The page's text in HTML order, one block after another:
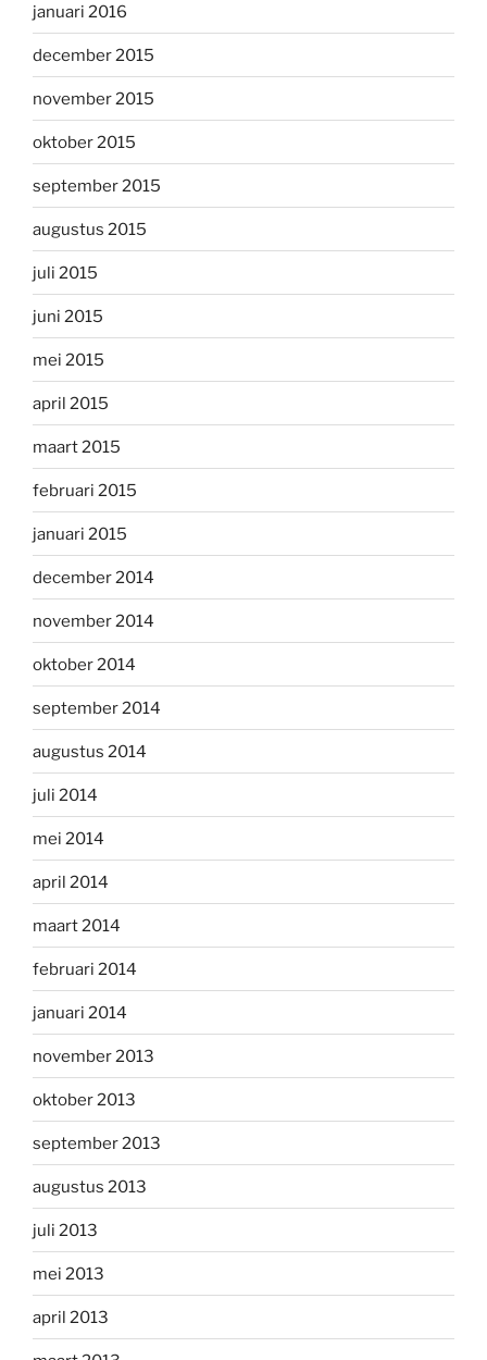
januari 2016
december 2015
november 2015
oktober 2015
september 2015
augustus 2015
juli 2015
juni 2015
mei 2015
april 2015
maart 2015
februari 2015
januari 2015
december 2014
november 2014
oktober 2014
september 2014
augustus 2014
juli 2014
mei 2014
april 2014
maart 2014
februari 2014
januari 2014
november 2013
oktober 2013
september 2013
augustus 2013
juli 2013
mei 2013
april 2013